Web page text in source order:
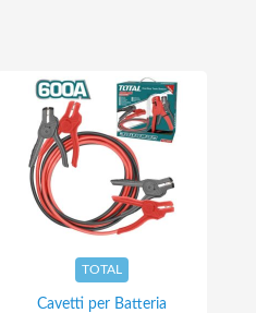
TOTAL
Cavetti per Batteria